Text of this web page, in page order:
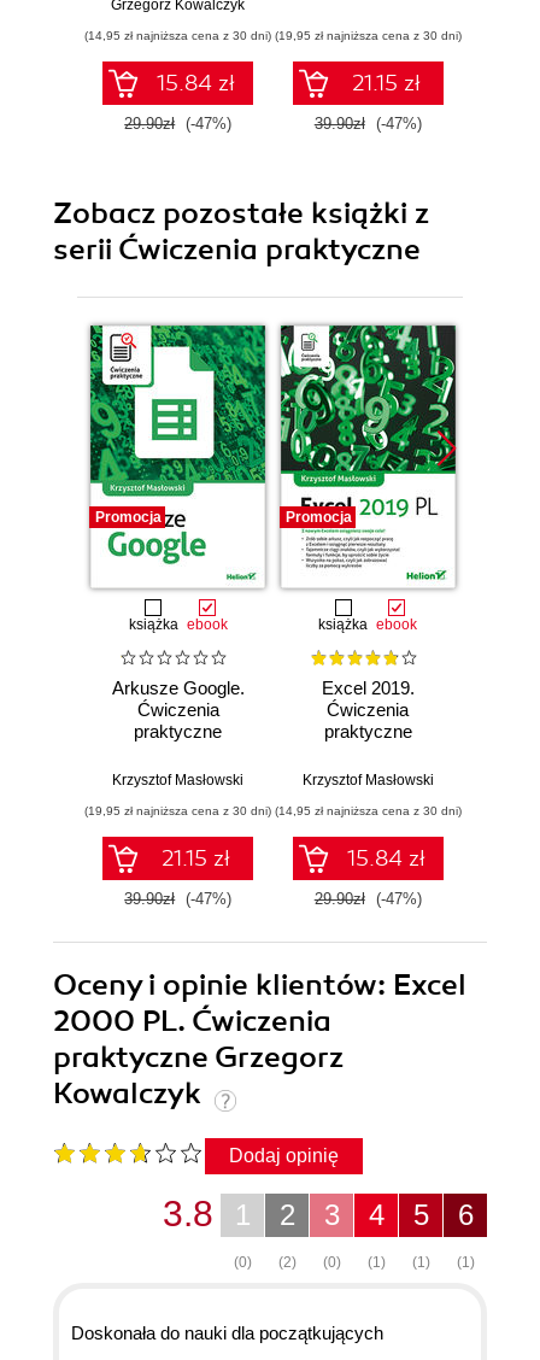
Grzegorz Kowalczyk
(14,95 zł najniższa cena z 30 dni)
15.84 zł
29.90zł (-47%)
(19,95 zł najniższa cena z 30 dni)
21.15 zł
39.90zł (-47%)
Zobacz pozostałe książki z
serii Ćwiczenia praktyczne
Promocja
książka ebook
Arkusze Google.
Ćwiczenia
praktyczne
Krzysztof Masłowski
(19,95 zł najniższa cena z 30 dni)
21.15 zł
39.90zł (-47%)
Promocja
książka ebook
Excel 2019.
Ćwiczenia
praktyczne
Krzysztof Masłowski
(14,95 zł najniższa cena z 30 dni)
15.84 zł
29.90zł (-47%)
Oceny i opinie klientów: Excel
2000 PL. Ćwiczenia
praktyczne Grzegorz
Kowalczyk
Dodaj opinię
6
(1)
5
(1)
4
(1)
3
(0)
2
(2)
1
(0)
3.8
Doskonała do nauki dla początkujących